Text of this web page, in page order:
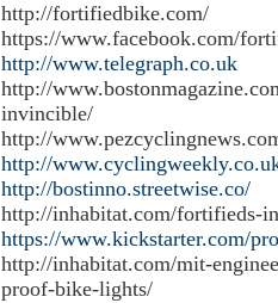
http://fortifiedbike.com/
https://www.facebook.com/
http://www.telegraph.co.uk
http://
invincible/
http://
http://
http://bostinno.streetwise.co/
http://inhabitat.com/fortifieds-
https://www.kickstarter.com/
http://inhabitat.com/mit-
proof-bike-lights/